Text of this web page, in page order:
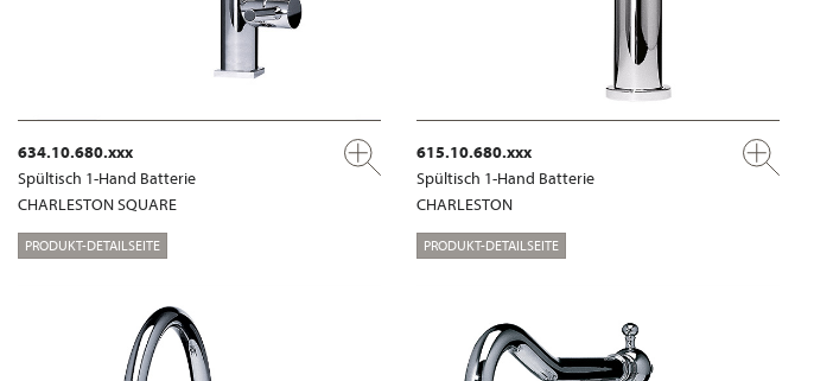
634.10.680.xxx
Spültisch 1-Hand Batterie
CHARLESTON SQUARE
PRODUKT-DETAILSEITE
615.10.680.xxx
Spültisch 1-Hand Batterie
CHARLESTON
PRODUKT-DETAILSEITE